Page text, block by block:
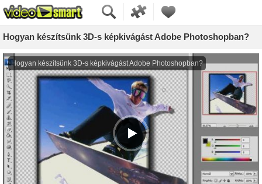
Hogyan készítsünk 3D-s képkivágást Adobe Photoshopban?